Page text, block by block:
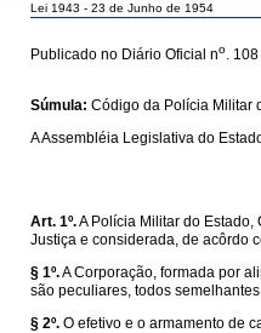
Lei 1943 - 23 de Junho de 1954
Publicado no Diário Oficial no.
Súmula: Código da Polícia Militar
A Assembléia Legislativa do
Art. 1º.A Polícia Militar do
Justiça e considerada, de acôrdo
§ 1º.A Corporação, formada por
são peculiares, todos
§ 2º. O efetivo e o armamento de